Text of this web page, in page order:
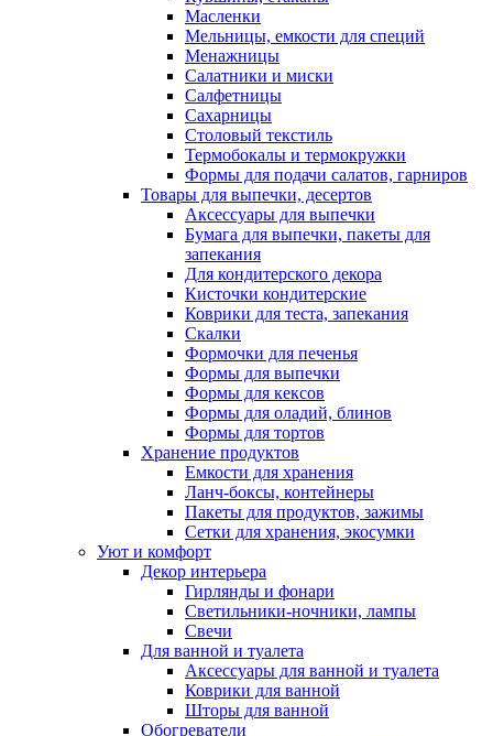
Масленки
Мельницы, емкости для специй
Менажницы
Салатники и миски
Салфетницы
Сахарницы
Столовый текстиль
Термобокалы и термокружки
Формы для подачи салатов, гарниров
Товары для выпечки, десертов
Аксессуары для выпечки
Бумага для выпечки, пакеты для
запекания
Для кондитерского декора
Кисточки кондитерские
Коврики для теста, запекания
Скалки
Формочки для печенья
Формы для выпечки
Формы для кексов
Формы для оладий, блинов
Формы для тортов
Хранение продуктов
Емкости для хранения
Ланч-боксы, контейнеры
Пакеты для продуктов, зажимы
Сетки для хранения, экосумки
Уют и комфорт
Декор интерьера
Гирлянды и фонари
Светильники-ночники, лампы
Свечи
Для ванной и туалета
Аксессуары для ванной и туалета
Коврики для ванной
Шторы для ванной
Обогреватели